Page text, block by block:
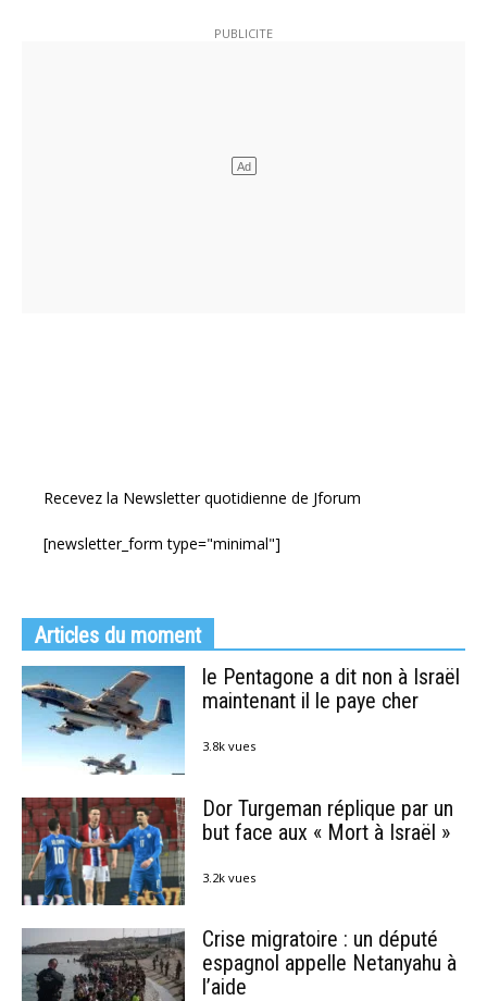
Recevez la Newsletter quotidienne de Jforum
[newsletter_form type="minimal"]
Articles du moment
le Pentagone a dit non à Israël
maintenant il le paye cher
3.8k vues
Dor Turgeman réplique par un
but face aux « Mort à Israël »
3.2k vues
Crise migratoire : un député
espagnol appelle Netanyahu à
l’aide